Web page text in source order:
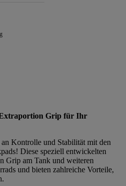
Grip für Ihr
Kontrolle und Stabilität mit den
Diese speziell entwickelten
Grip am Tank und weiteren
und bieten zahlreiche Vorteile,